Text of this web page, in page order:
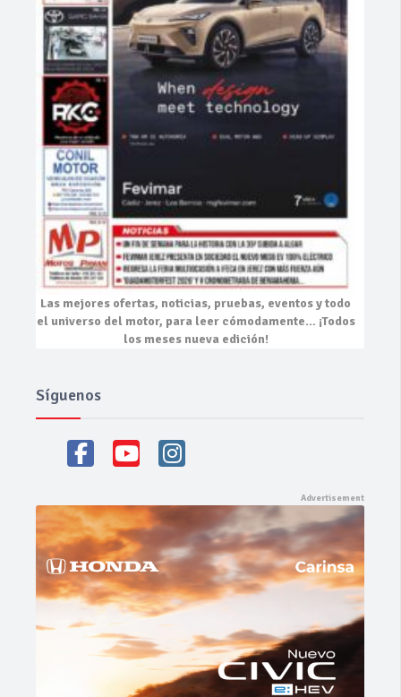
Las mejores ofertas, noticias, pruebas, eventosy todo
el universo del motor, para leer cómodamente… ¡Todos
los meses nueva edición!
Síguenos